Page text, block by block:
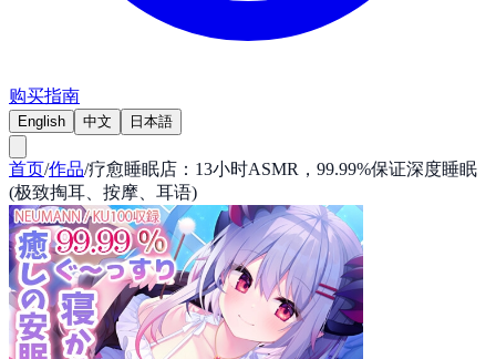
购买指南
English 中文 日本語
首页/作品/疗愈睡眠店：13小时ASMR，99.99%保证深度睡眠
(极致掏耳、按摩、耳语)